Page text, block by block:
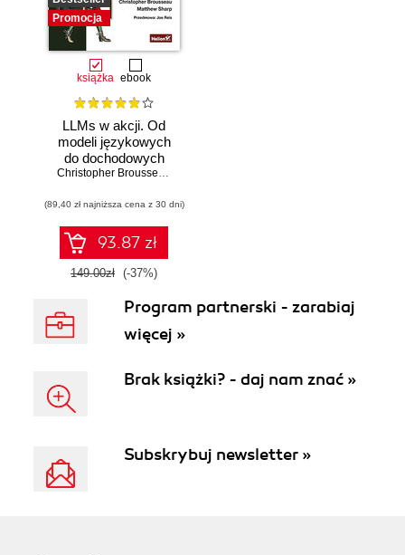
Promocja
książka ebook
LLMs w akcji. Od
modeli językowych
do dochodowych
produktów
Christopher Brousseau
(89,40 zł najniższa cena z 30 dni)
93.87 zł
149.00zł (-37%)
Program partnerski - zarabiaj
więcej »
Brak książki? - daj nam znać »
Subskrybuj newsletter »